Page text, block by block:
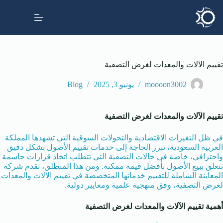
تقييم الآلات والمعدات لغرض التصفية
moooon3002 يونيو 3, 2025 Blog
تقييم الآلات والمعدات لغرض التصفية
في ظل التغيرات الاقتصادية والتحولات السوقية التي تشهدها المملكة
العربية السعودية، تبرز الحاجة إلى خدمات تقييم الأصول بشكل دقيق
واحترافي، خاصة في حالات التصفية التي تتطلب اتخاذ قرارات حاسمة
تتعلق ببيع الأصول بأفضل قيمة ممكنة. ومن هذا المنطلق، تقدم شركة
المعاينة الشاملة للتقييم خدماتها المتخصصة في تقييم الآلات والمعدات
لغرض التصفية، وفق منهجية علمية ومعايير دولية.
أهمية تقييم الآلات والمعدات لغرض التصفية